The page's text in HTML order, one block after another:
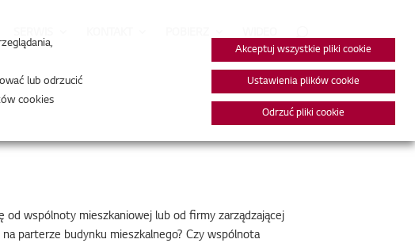
wspólnoty mieszkaniowej lub od firmy zarządzającej
parterze budynku mieszkalnego? Czy wspólnota
lub odrzucić
cookies
Akceptuj wszystkie pliki cookie
Ustawienia plików cookie
Odrzuć pliki cookie